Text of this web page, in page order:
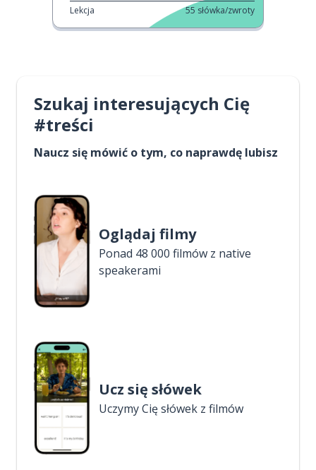
Lekcja 55 słówka/zwroty
Szukaj interesujących Cię
#treści
Naucz się mówić o tym, co naprawdę lubisz
Oglądaj filmy
Ponad 48 000 filmów z native
speakerami
Ucz się słówek
Uczymy Cię słówek z filmów